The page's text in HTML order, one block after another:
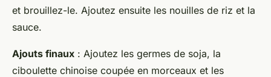
et brouillez-le. Ajoutez ensuite les nouilles de riz et la
sauce.
Ajouts finaux : Ajoutez les germes de soja, la
ciboulette chinoise coupée en morceaux et les